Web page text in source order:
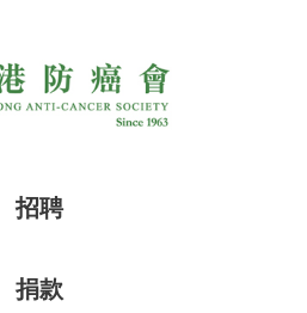
招聘
捐款